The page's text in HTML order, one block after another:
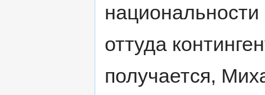
оттуда
получается,